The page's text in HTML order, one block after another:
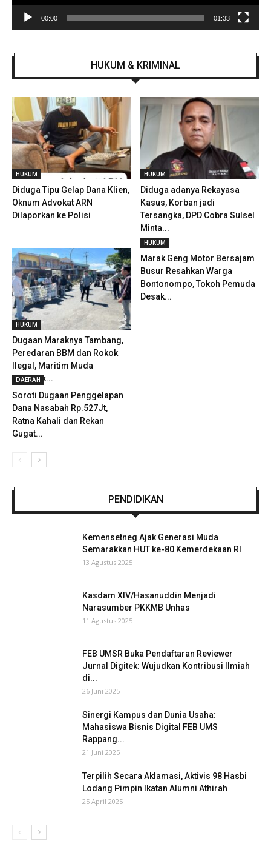
00:00 01:33
HUKUM & KRIMINAL
HUKUM
Diduga Tipu Gelap Dana Klien,
Oknum Advokat ARN
Dilaporkan ke Polisi
HUKUM
Diduga adanya Rekayasa
Kasus, Korban jadi
Tersangka, DPD Cobra Sulsel
Minta...
HUKUM
Dugaan Maraknya Tambang,
Peredaran BBM dan Rokok
Ilegal, Maritim Muda
Geruduk...
HUKUM
Marak Geng Motor Bersajam
Busur Resahkan Warga
Bontonompo, Tokoh Pemuda
Desak...
DAERAH
Soroti Dugaan Penggelapan
Dana Nasabah Rp.527Jt,
Ratna Kahali dan Rekan
Gugat...
PENDIDIKAN
Kemensetneg Ajak Generasi Muda
Semarakkan HUT ke-80 Kemerdekaan RI
13 Agustus 2025
Kasdam XIV/Hasanuddin Menjadi
Narasumber PKKMB Unhas
11 Agustus 2025
FEB UMSR Buka Pendaftaran Reviewer
Jurnal Digitek: Wujudkan Kontribusi Ilmiah
di...
26 Juni 2025
Sinergi Kampus dan Dunia Usaha:
Mahasiswa Bisnis Digital FEB UMS
Rappang...
21 Juni 2025
Terpilih Secara Aklamasi, Aktivis 98 Hasbi
Lodang Pimpin Ikatan Alumni Athirah
25 April 2025